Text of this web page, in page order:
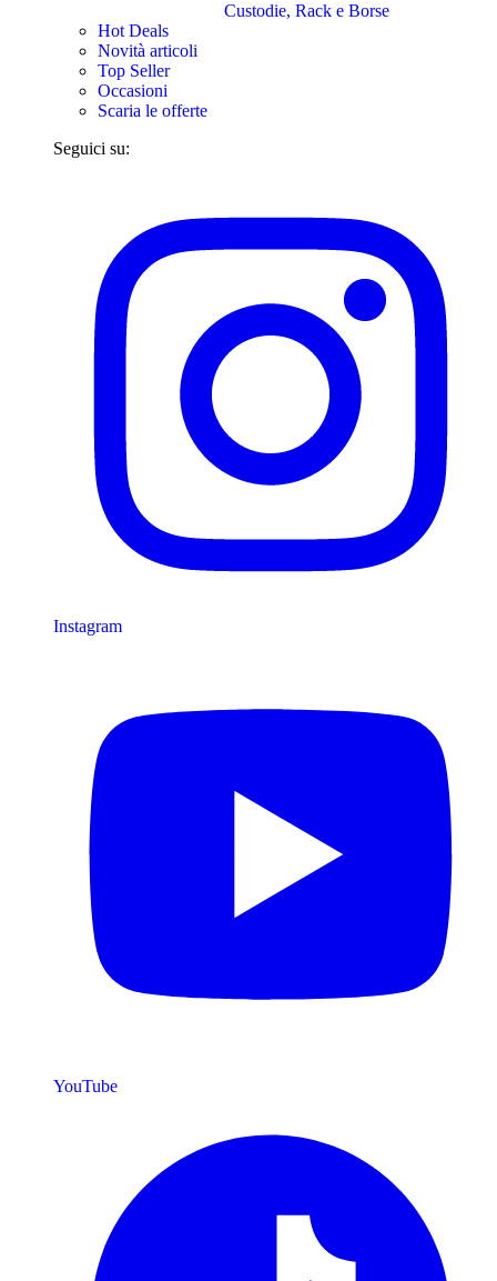
Custodie, Rack e Borse
Hot Deals
Novità articoli
Top Seller
Occasioni
Scaria le offerte
Seguici su:
Instagram
YouTube